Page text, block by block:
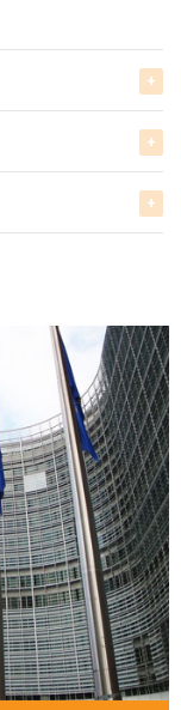
που το
η
από μιά μεγάλη
τα αντίστοιχα